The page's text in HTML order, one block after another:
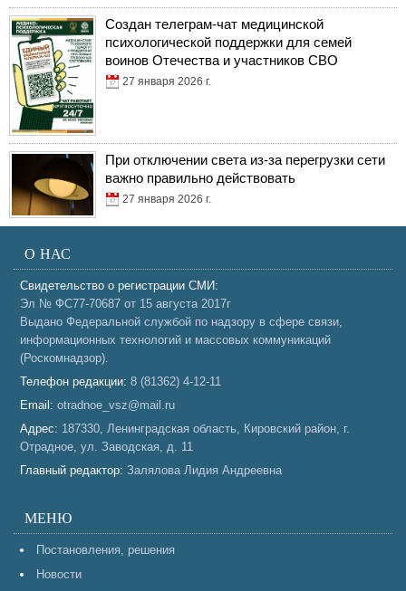
Создан телеграм-чат медицинской
психологической поддержки для семей
воинов Отечества и участников СВО
27 января 2026 г.
При отключении света из-за перегрузки сети
важно правильно действовать
27 января 2026 г.
О НАС
Свидетельство о регистрации СМИ:
Эл № ФС77-70687 от 15 августа 2017г
Выдано Федеральной службой по надзору в сфере связи,
информационных технологий и массовых коммуникаций
(Роскомнадзор).
Телефон редакции: 8 (81362) 4-12-11
Email: otradnoe_vsz@mail.ru
Адрес: 187330, Ленинградская область, Кировский район, г.
Отрадное, ул. Заводская, д. 11
Главный редактор: Залялова Лидия Андреевна
МЕНЮ
Постановления, решения
Новости